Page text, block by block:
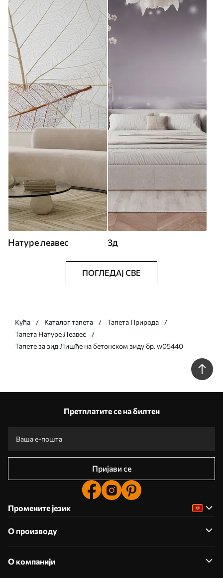
Натуре леавес 3д
ПОГЛЕДАЈ СВЕ
Кућа Каталог тапета
Тапета Природа
Тапета Натуре Леавес
Тапете за зид Лишће на бетонском зиду бр. w05440
Претплатите се на билтен
Пријави се
Промените језик
О производу
О компанији